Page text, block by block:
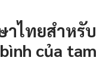
าไทยสำหรับ
của tam